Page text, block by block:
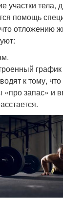
участки тела,
помощь
отложению
к тому,
запас» и